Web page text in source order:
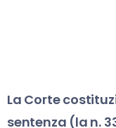
La Corte
sentenza (la n.